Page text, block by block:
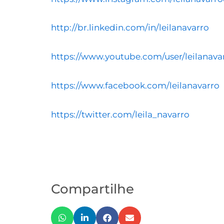
http://br.linkedin.com/in/leilanavarro
https://www.youtube.com/user/
https://www.facebook.com/leilanavarro
https://twitter.com/leila_navarro
Compartilhe